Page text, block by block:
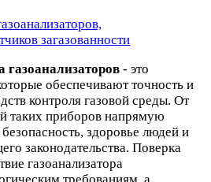
загазованности
- это
обеспечивают точность и
контроля газовой среды. От
таких приборов напрямую
здоровье людей и
законодательства. Поверка
газоанализатора